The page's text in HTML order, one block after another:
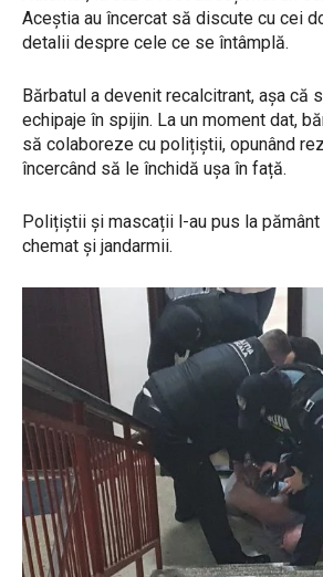
Aceștia au încercat să discute cu cei
detalii despre cele ce se întâmplă.
Bărbatul a devenit recalcitrant, așa că
echipaje în spijin. La un moment dat,
să colaboreze cu polițiștii, opunând
încercând să le închidă ușa în față.
Polițiștii și mascații l-au pus la
chemat și jandarmii.